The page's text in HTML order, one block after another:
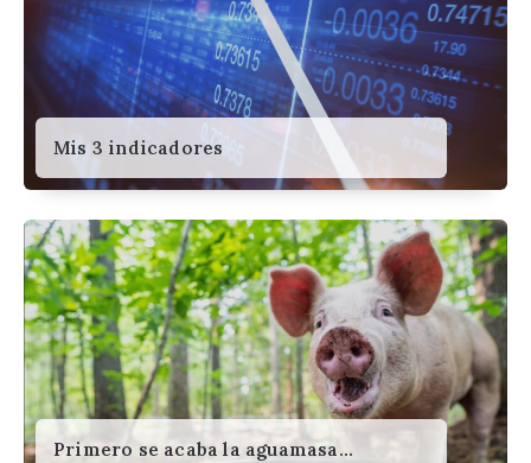
Mis 3 indicadores
Primero se acaba la aguamasa…